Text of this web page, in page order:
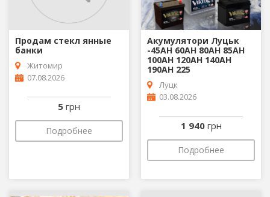
Продам стекл янные
банки
Житомир
07.08.2026
5 грн
Подробнее
Акумулятори Луцьк
-45АН 60АН 80АН 85АН
100АН 120АН 140АН
190АН 225
Луцк
03.08.2026
1 940 грн
Подробнее